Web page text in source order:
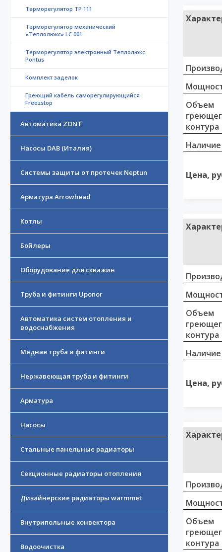
Терморегулятор ТР 111
Терморегулятор механический
«Теплолюкс» LC 001
Терморегулятор электронный Теплолюкс
Pontus
Комплект заделок
Греющий кабель саморегулирующийся
Freezstop
Автоматика ZONT
Насосы DAB (Италия)
Системы защиты от протечек Neptun
Арматура Arrowhead
Котлы
Бойлеры
Оборудование для скважин
Труба и фитинги Uponor
Автоматика систем отопления и
водоснабжения
Медная труба и фитинги
Нержавеющая труба и фитинги
Арматура
Насосы
Стальные панельные радиаторы
Секционные радиаторы отопления
Дизайнерские радиаторы warmmet
Внутрипольные конвектора
Водоочистка
Объем
контура
Наличие
Цена,
Объем
контура
Наличие
Цена,
Объем
контура